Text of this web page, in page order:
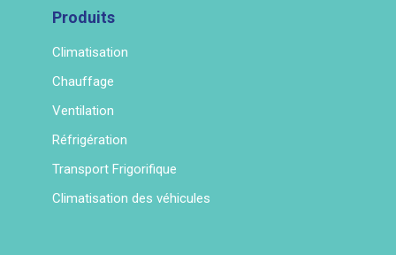
Produits
Climatisation
Chauffage
Ventilation
Réfrigération
Transport Frigorifique
Climatisation des véhicules